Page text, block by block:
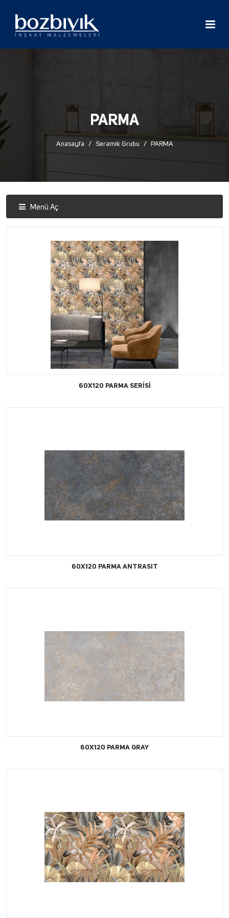
PARMA
Anasayfa Seramik Grubu PARMA
Menü Aç
60X120 PARMA SERİSİ
60X120 PARMA ANTRASIT
60X120 PARMA GRAY